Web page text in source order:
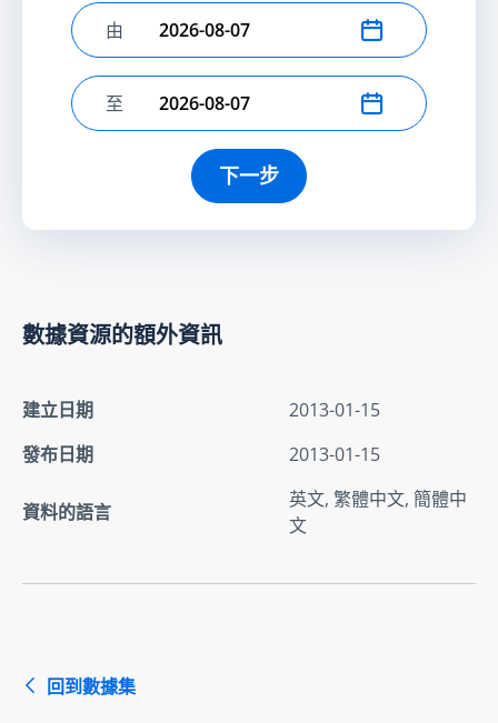
選擇開始日期
由
選擇結束日期
至
下一步
數據資源的額外資訊
建立日期
2013-01-15
發布日期
2013-01-15
資料的語言
英文, 繁體中文, 簡體中
文
回到數據集